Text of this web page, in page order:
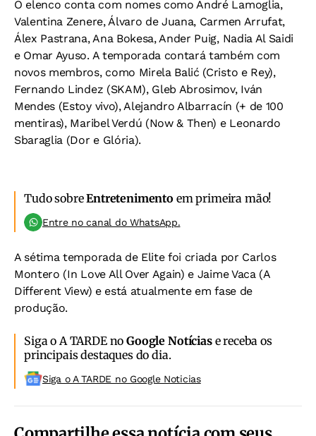
O elenco conta com nomes como André Lamoglia,
Valentina Zenere, Álvaro de Juana, Carmen Arrufat,
Álex Pastrana, Ana Bokesa, Ander Puig, Nadia Al Saidi
e Omar Ayuso. A temporada contará também com
novos membros, como Mirela Balić (Cristo e Rey),
Fernando Lindez (SKAM), Gleb Abrosimov, Iván
Mendes (Estoy vivo), Alejandro Albarracín (+ de 100
mentiras), Maribel Verdú (Now & Then) e Leonardo
Sbaraglia (Dor e Glória).
Tudo sobreEntretenimento em primeira mão!
Entre no canal do WhatsApp.
A sétima temporada de Elite foi criada por Carlos
Montero (In Love All Over Again) e Jaime Vaca (A
Different View) e está atualmente em fase de
produção.
Siga o A TARDE noGoogle Notíciase receba os
principais destaques do dia.
Siga o A TARDE no Google Noticias